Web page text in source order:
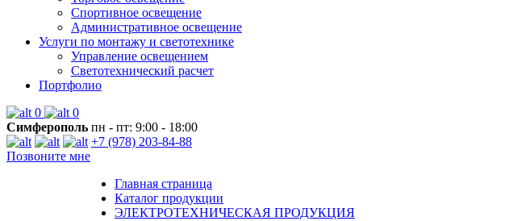
Спортивное освещение
Административное освещение
Услуги по монтажу и светотехнике
Управление освещением
Светотехнический расчет
Портфолио
0
0
Симферополь пн - пт: 9:00 - 18:00
+7 (978) 203-84-88
Позвоните мне
Главная страница
Каталог продукции
ЭЛЕКТРОТЕХНИЧЕСКАЯ ПРОДУКЦИЯ